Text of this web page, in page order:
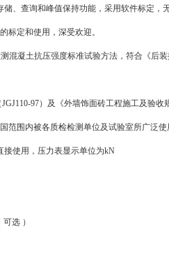
、查询和峰值保持功能，采用软件标定
标定和使用，深受欢迎。
混凝土抗压强度标准试验方法，符合《后
JGJ110-97）及《外墙饰面砖工程施工及验收
范围内被各质检检测单位及试验室所广泛使
使用，压力表显示单位为kN
可选 ）